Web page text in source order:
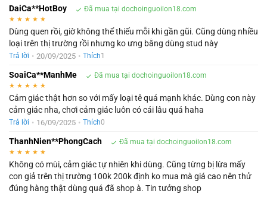
DaiCa**HotBoy Đã mua tại dochoinguoilon18.com
★ ★ ★ ★ ★
Dùng quen rồi, giờ không thể thiếu mỗi khi gần gũi. Cũng dùng nhiều
loại trên thị trường rồi nhưng ko ưng bằng dùng stud này
Trả lời • 20/09/2025 • Thích1
SoaiCa**ManhMe Đã mua tại dochoinguoilon18.com
★ ★ ★ ★ ★
Cảm giác thật hơn so với mấy loại tê quá mạnh khác. Dùng con này
cảm giác nha, chơi cảm giác luôn có cái lâu quá haha
Trả lời • 16/09/2025 • Thích0
ThanhNien**PhongCach Đã mua tại dochoinguoilon18.com
★ ★ ★ ★ ★
Không có mùi, cảm giác tự nhiên khi dùng. Cũng từng bị lừa mấy
con giả trên thị trường 100k 200k định ko mua mà giá cao nên thử
đúng hàng thật dùng quá đã shop à. Tin tưởng shop